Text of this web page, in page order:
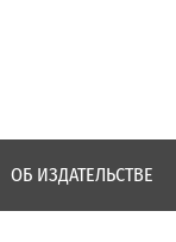
ОБ ИЗДАТЕЛЬСТВЕ